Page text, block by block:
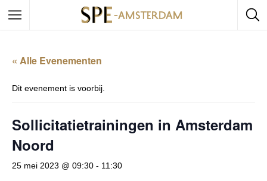
« Alle Evenementen
Dit evenement is voorbij.
Sollicitatietrainingen in Amsterdam
Noord
25 mei 2023 @ 09:30 - 11:30